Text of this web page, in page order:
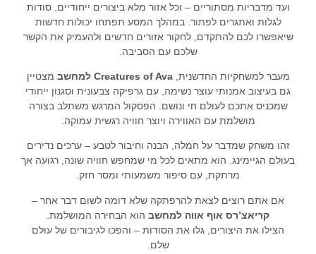
ועד מדבריות מסתוריים – וכל אזור מלא ביצורים ייחודיים, סודות
לגלות ואתגרים לפתור. במהלך המסע תפתחו יכולות חדשות
שיאפשרו לכם להתקדם, לחקור אזורים חדשים ולהעמיק את הקשר
שלכם עם הסביבה.
מעבר למשחקיות החדשנית,Creatures of Ava למחשב
מצטיין
גם בעיצוב אמנותי עוצר נשימה, עם גרפיקה צבעונית וסגנון ייחודי
שמכניס אתכם לעולם חי ונושם. הפסקול המרגש משתלב בצורה
מושלמת עם האווירה ויוצר חוויה רגשית עמוקה.
זהו משחק שמדבר על חמלה, הבנה וחיבור לטבע – ערכים נדירים
בעולם הגיימינג. הוא מתאים לכל מי שמחפש חוויה שונה, רגועה אך
מרתקת, עם סיפור משמעותי ומסר חזק.
אם אתם רוצים לצאת להרפתקה שלא דומה לשום דבר אחר –
קריאצ’רס אוף אווה למחשב הוא הבחירה המושלמת.
הצילו את היצורים, גלו את הסודות – והפכו לגיבורים של עולם
שלם.